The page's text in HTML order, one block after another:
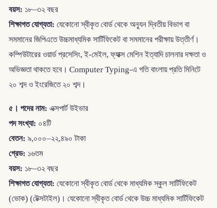
বয়স: ১৮–৩২ বছর
শিক্ষাগত যোগ্যতা: যেকোনো স্বীকৃত বোর্ড থেকে অন্যূন দ্বিতীয় বিভাগ বা
সমমানের জিপিএতে উচ্চমাধ্যমিক সার্টিফিকেট বা সমমানের পরীক্ষায় উত্তীর্ণ।
কম্পিউটারের ওয়ার্ড প্রসেসিং, ই-মেইল, ফ্যাক্স মেশিন ইত্যাদি চালনার দক্ষতা ও
অভিজ্ঞতা থাকতে হবে। Computer Typing-এ গতি বাংলায় প্রতি মিনিটে
২০ শব্দ ও ইংরেজিতে ২০ শব্দ।
৫। পদের নাম: এক্সপার্ট উইভার
পদ সংখ্যা: ০৪টি
বেতন: ৯,০০০–২২,৪৯০ টাকা
গ্রেড: ১৬তম
বয়স: ১৮–৩২ বছর
শিক্ষাগত যোগ্যতা: যেকোনো স্বীকৃত বোর্ড থেকে মাধ্যমিক স্কুল সার্টিফিকেট
(ভোক) (টেক্সটাইল)। যেকোনো স্বীকৃত বোর্ড থেকে উচ্চ মাধ্যমিক সার্টিফিকেট